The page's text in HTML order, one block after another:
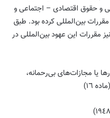
و حقوق اقتصادی – اجتماعی و
بین‌المللی کرده بود. طبق
نیز مقررات این عهود بین‌المللی در
یا مجازات‌های بی‌رحمانه،